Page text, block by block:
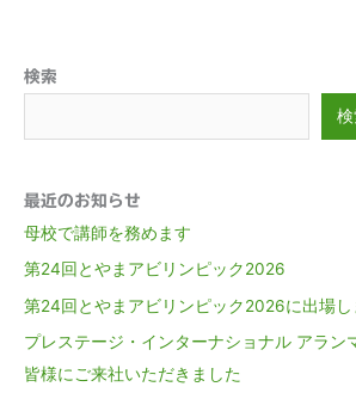
検索
最近のお知らせ
母校で講師を務めます
第24回とやまアビリンピック2026
第24回とやまアビリンピック2026に出場し
プレステージ・インターナショナル アラ
皆様にご来社いただきました